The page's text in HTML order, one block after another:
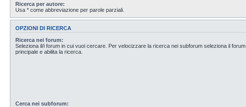
Ricerca per autore:
Usa * come abbreviazione per parole parziali.
OPZIONI DI RICERCA
Ricerca nei forum:
Seleziona il/i forum in cui vuoi cercare. Per velocizzare la ricerca nei subforum seleziona il forum
principale e abilita la ricerca.
Cerca nei subforum: